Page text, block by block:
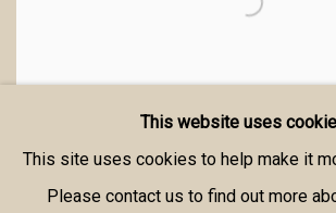
This website uses
This site uses cookies to help make it
Please contact us to find out more